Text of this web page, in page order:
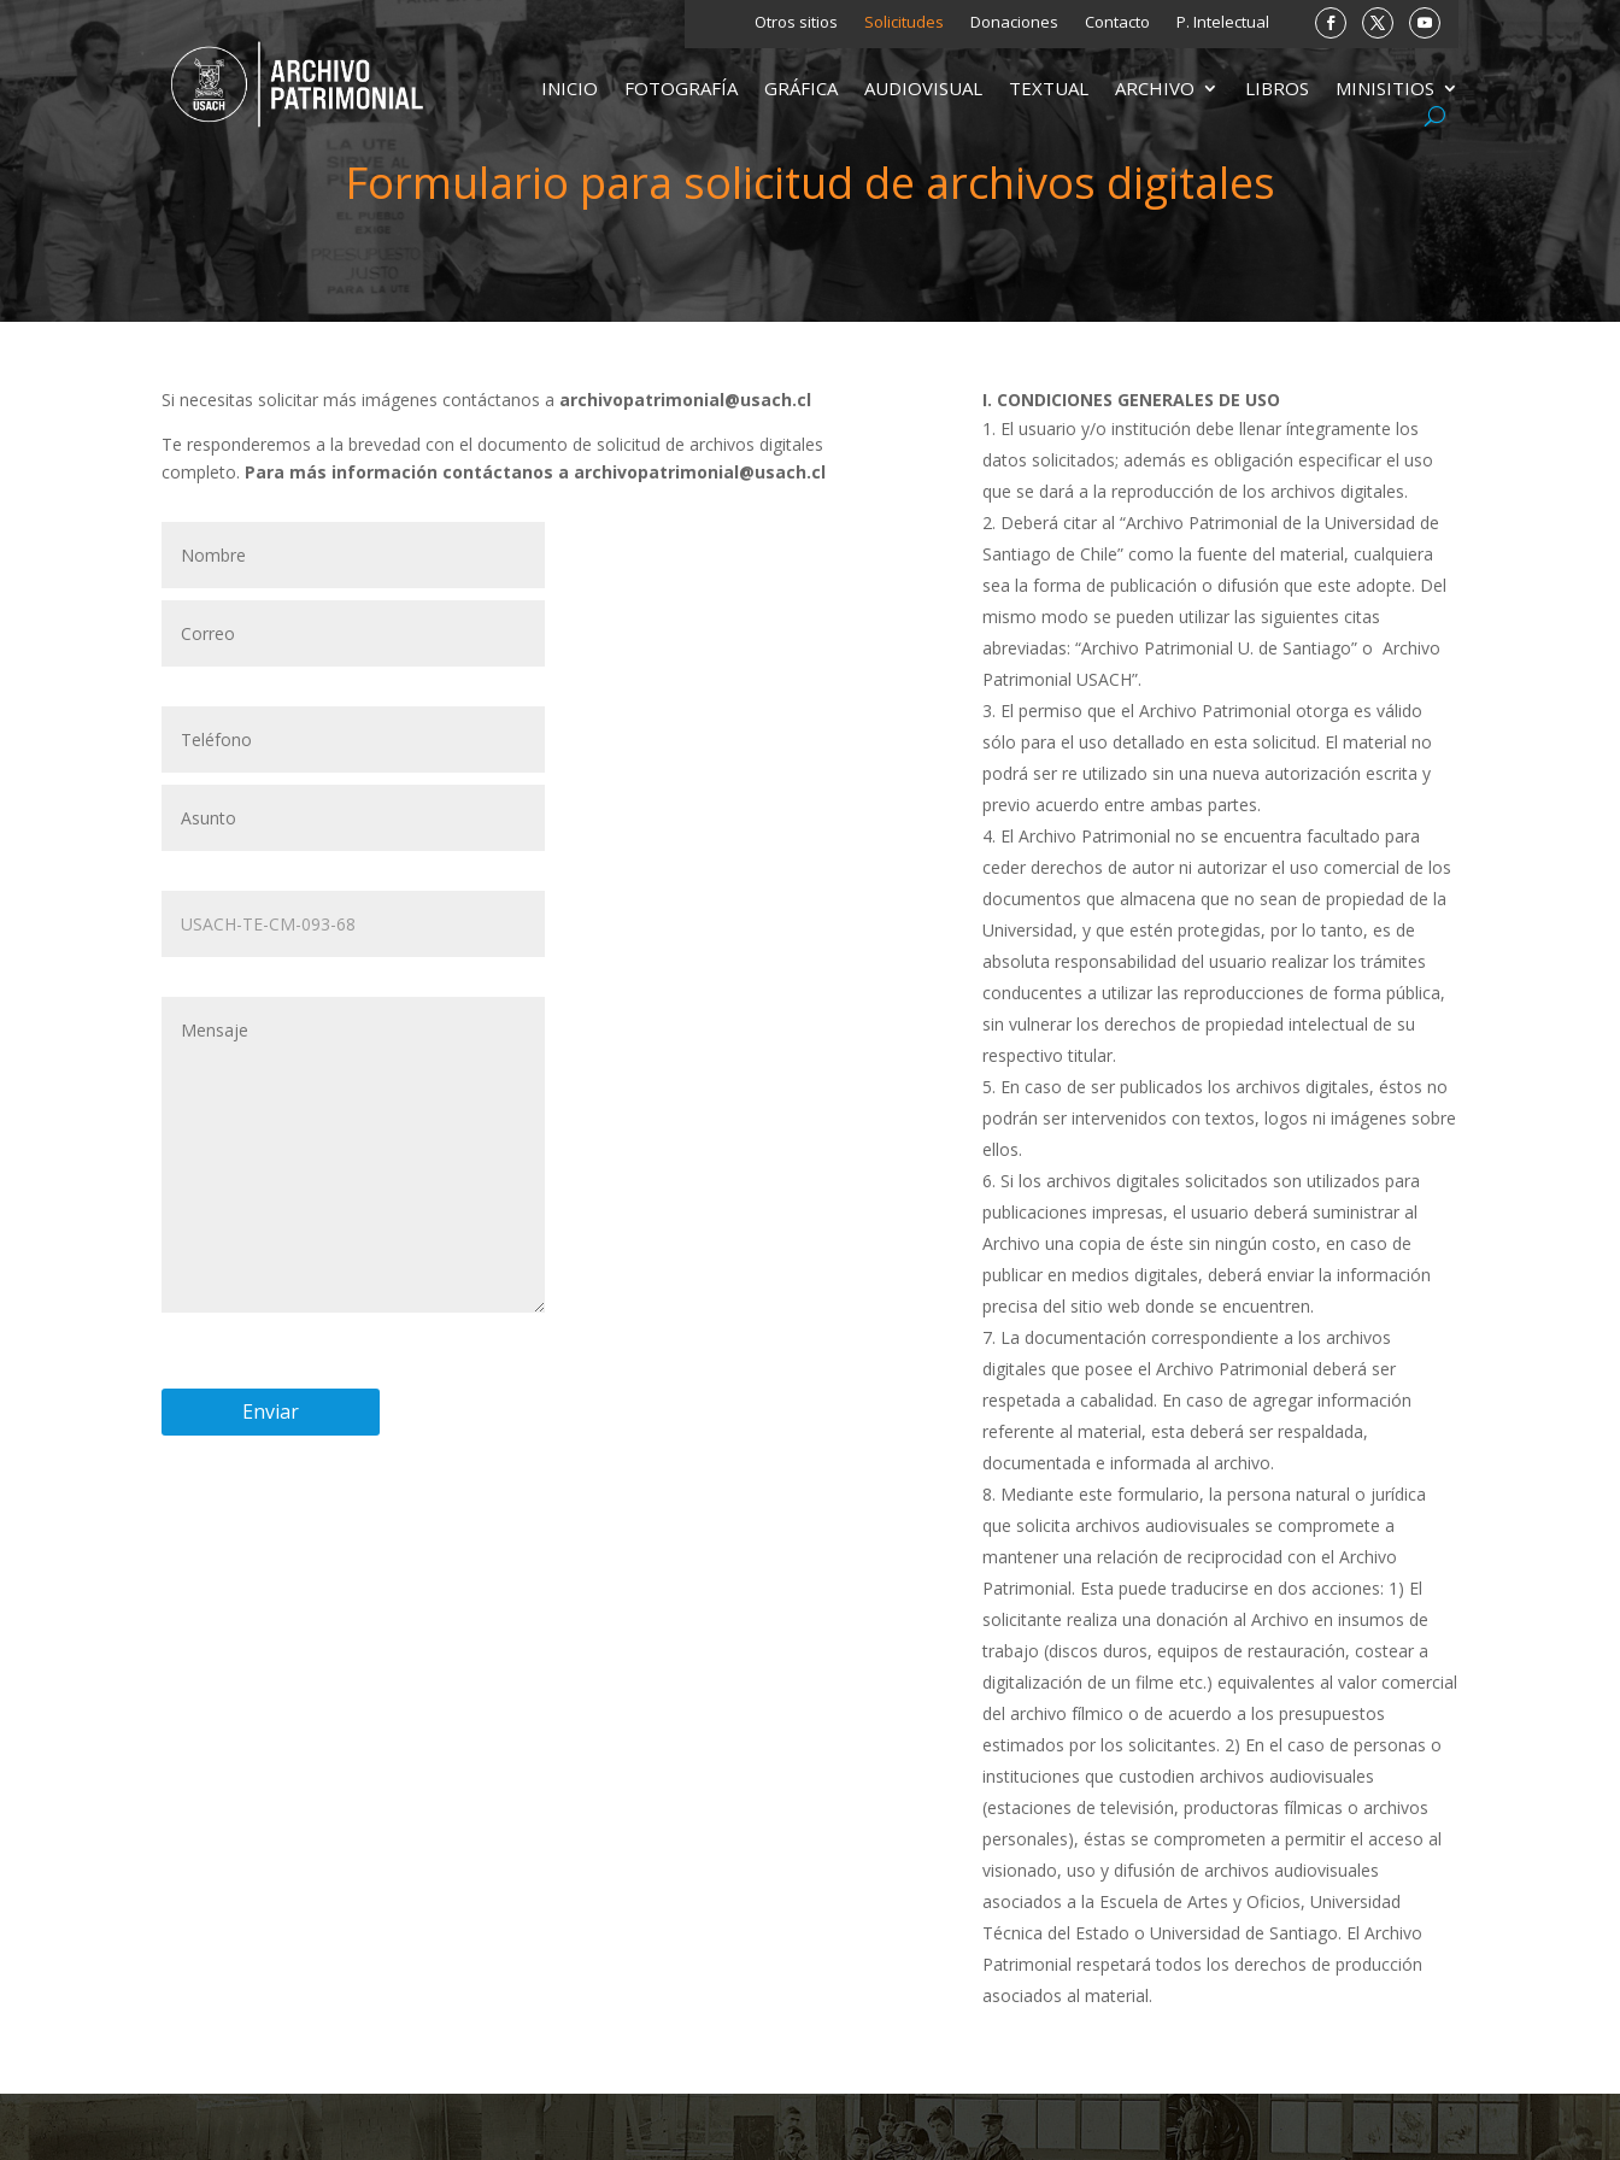
Otros sitios Solicitudes Donaciones Contacto P. Intelectual
INICIO FOTOGRAFÍA GRÁFICA AUDIOVISUAL TEXTUAL ARCHIVO LIBROS MINISITIOS
Formulario para solicitud de archivos digitales
Si necesitas solicitar más imágenes contáctanos a archivopatrimonial@usach.cl
Te responderemos a la brevedad con el documento de solicitud de archivos digitales
completo. Para más información contáctanos a archivopatrimonial@usach.cl
I. CONDICIONES GENERALES DE USO
El usuario y/o institución debe llenar íntegramente los
datos solicitados; además es obligación especificar el uso
que se dará a la reproducción de los archivos digitales.
Deberá citar al “Archivo Patrimonial de la Universidad de
Santiago de Chile” como la fuente del material, cualquiera
sea la forma de publicación o difusión que este adopte. Del
mismo modo se pueden utilizar las siguientes citas
abreviadas: “Archivo Patrimonial U. de Santiago” o Archivo
Patrimonial USACH”.
El permiso que el Archivo Patrimonial otorga es válido
sólo para el uso detallado en esta solicitud. El material no
podrá ser re utilizado sin una nueva autorización escrita y
previo acuerdo entre ambas partes.
El Archivo Patrimonial no se encuentra facultado para
ceder derechos de autor ni autorizar el uso comercial de los
documentos que almacena que no sean de propiedad de la
Universidad, y que estén protegidas, por lo tanto, es de
absoluta responsabilidad del usuario realizar los trámites
conducentes a utilizar las reproducciones de forma pública,
sin vulnerar los derechos de propiedad intelectual de su
respectivo titular.
En caso de ser publicados los archivos digitales, éstos no
podrán ser intervenidos con textos, logos ni imágenes sobre
ellos.
Si los archivos digitales solicitados son utilizados para
publicaciones impresas, el usuario deberá suministrar al
Archivo una copia de éste sin ningún costo, en caso de
publicar en medios digitales, deberá enviar la información
precisa del sitio web donde se encuentren.
La documentación correspondiente a los archivos
digitales que posee el Archivo Patrimonial deberá ser
respetada a cabalidad. En caso de agregar información
referente al material, esta deberá ser respaldada,
documentada e informada al archivo.
Mediante este formulario, la persona natural o jurídica
que solicita archivos audiovisuales se compromete a
mantener una relación de reciprocidad con el Archivo
Patrimonial. Esta puede traducirse en dos acciones: 1) El
solicitante realiza una donación al Archivo en insumos de
trabajo (discos duros, equipos de restauración, costear a
digitalización de un filme etc.) equivalentes al valor comercial
del archivo fílmico o de acuerdo a los presupuestos
estimados por los solicitantes. 2) En el caso de personas o
instituciones que custodien archivos audiovisuales
(estaciones de televisión, productoras fílmicas o archivos
personales), éstas se comprometen a permitir el acceso al
visionado, uso y difusión de archivos audiovisuales
asociados a la Escuela de Artes y Oficios, Universidad
Técnica del Estado o Universidad de Santiago. El Archivo
Patrimonial respetará todos los derechos de producción
asociados al material.